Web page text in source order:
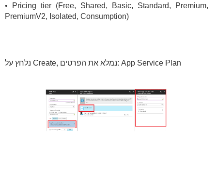
• Pricing tier (Free, Shared, Basic, Standard, Premium,
PremiumV2, Isolated, Consumption)
נלחץ על Create, נמלא את הפרטים: App Service Plan